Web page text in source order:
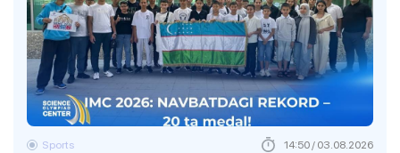
Sports 14:50 / 03.08.2026